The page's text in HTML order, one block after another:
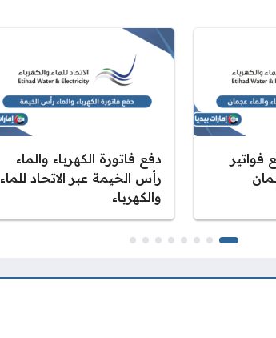
دفع فاتورة الكهرباء والماء
رأس الخيمة عبر الاتحاد للماء
والكهرباء